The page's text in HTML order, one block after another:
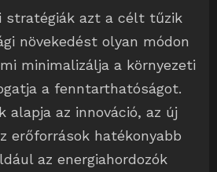
stratégiák azt a célt tűzik
növekedést olyan módon
minimalizálja a környezeti
a fenntarthatóságot.
alapja az innováció, az új
erőforrások hatékonyabb
az energiahordozók